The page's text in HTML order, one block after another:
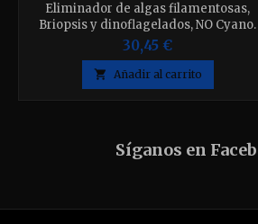
Eliminador de algas filamentosas,
Briopsis y dinoflagelados, NO Cyano.
Disponible en 250ml-500ml-1000ml
el que desee
30,45 €
 Añadir al carrito
Síganos en